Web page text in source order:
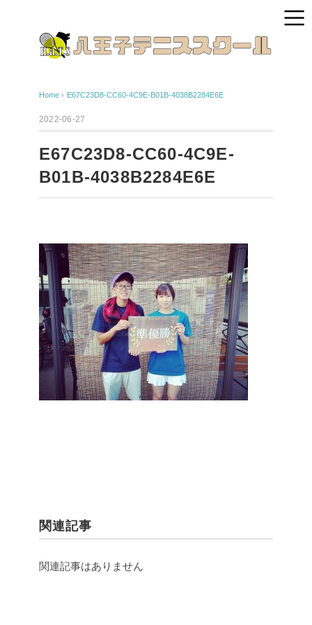
Home › E67C23D8-CC60-4C9E-B01B-4038B2284E6E
2022-06-27
E67C23D8-CC60-4C9E-
B01B-4038B2284E6E
関連記事
関連記事はありません